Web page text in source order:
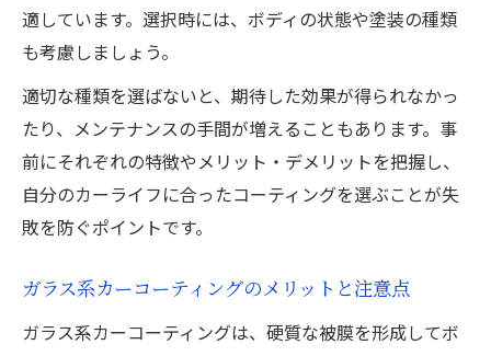
適しています。選択時には、ボディの状態や塗装の種類
も考慮しましょう。
適切な種類を選ばないと、期待した効果が得られなかっ
たり、メンテナンスの手間が増えることもあります。事
前にそれぞれの特徴やメリット・デメリットを把握し、
自分のカーライフに合ったコーティングを選ぶことが失
敗を防ぐポイントです。
ガラス系カーコーティングのメリットと注意点
ガラス系カーコーティングは、硬質な被膜を形成してボ